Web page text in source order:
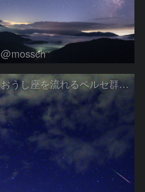
@mossch
おうし座を流れるペルセ群流星